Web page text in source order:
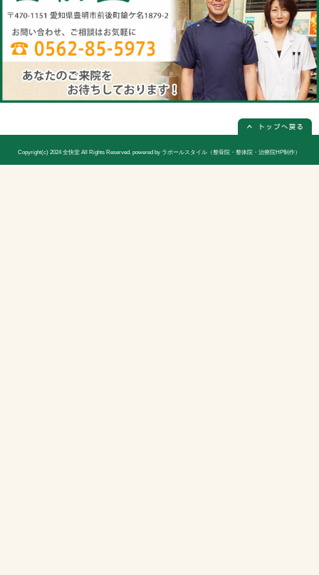
〒470-1151 愛知県豊明市前後町鎗ケ
電話番号
0562-85-5973(電話予約は必ず必要に
休診日
日曜日(隔週)お休み